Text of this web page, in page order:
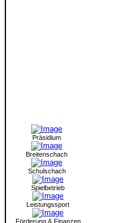
Präsidium
Breitenschach
Schulschach
Spielbetrieb
Leistungssport
Förderung & Finanzen